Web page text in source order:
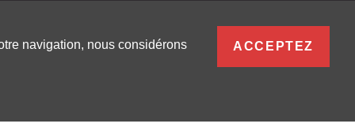
navigation, nous considérons
ACCEPTEZ